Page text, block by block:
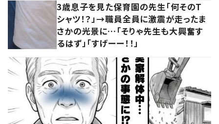
3歳息子を見た保育園の先生「何そのT
シャツ！？」→職員全員に激震が走ったま
さかの光景に…「そりゃ先生も大興奮す
るはず」「すげーー！！」